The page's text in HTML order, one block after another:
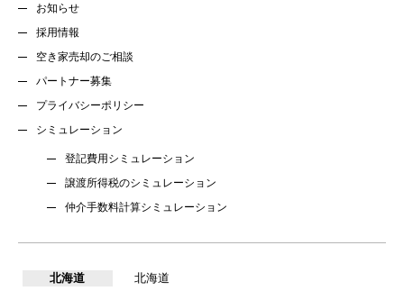
お知らせ
採用情報
空き家売却のご相談
パートナー募集
プライバシーポリシー
シミュレーション
登記費用シミュレーション
譲渡所得税のシミュレーション
仲介手数料計算シミュレーション
北海道 北海道